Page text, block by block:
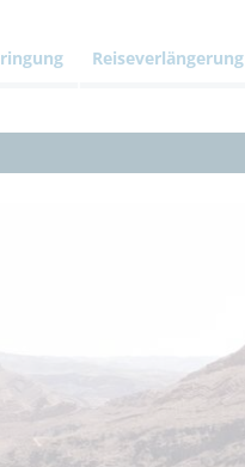
Reiseverlängerung